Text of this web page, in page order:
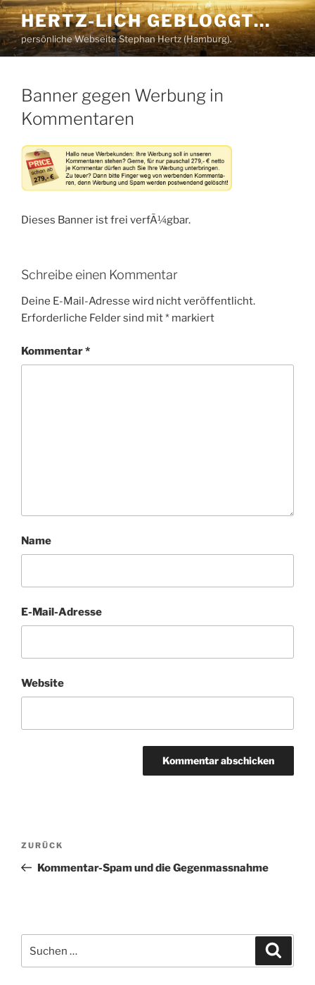
Zum
Inhalt
springen
HERTZ-LICH GEBLOGGT…
persönliche Webseite Stephan Hertz (Hamburg).
Banner gegen Werbung in
Kommentaren
Dieses Banner ist frei verfÃ¼gbar.
Schreibe einen Kommentar
Deine E-Mail-Adresse wird nicht veröffentlicht.
Erforderliche Felder sind mit* markiert
Kommentar*
Name
E-Mail-Adresse
Website
Beitragsnavigation
Vorheriger
Beitrag
ZURÜCK
Kommentar-Spam und die Gegenmassnahme
nach: